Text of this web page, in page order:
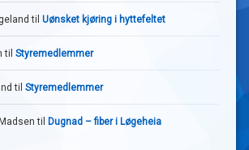
til Uønsket kjøring i hyttefeltet
til Styremedlemmer
til Styremedlemmer
til Dugnad – fiber i Løgeheia